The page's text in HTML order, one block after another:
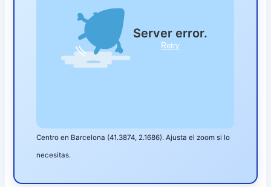
Centro en Barcelona (41.3874, 2.1686). Ajusta el zoom si lo
necesitas.